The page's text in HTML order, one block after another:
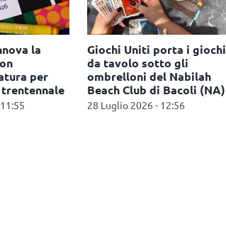
la
per
trentennale
Giochi Uniti porta i giochi
da tavolo sotto gli
ombrelloni del Nabilah
Beach Club di Bacoli (NA)
28 Luglio 2026 - 12:56